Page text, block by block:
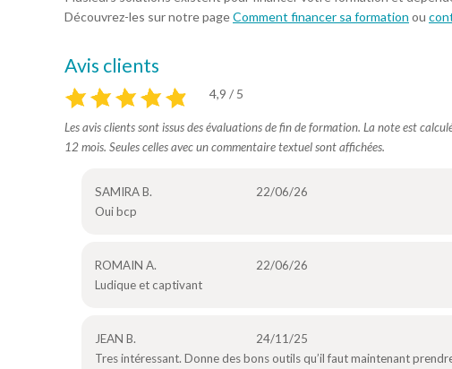
Découvrez-les sur notre pageComment financer sa formation ou
Avis clients
4,9 / 5
Les avis clients sont issus des évaluations de fin de formation. La note est
12 mois. Seules celles avec un commentaire textuel sont affichées.
SAMIRA B. 22/06/26
Oui bcp
ROMAIN A. 22/06/26
Ludique et captivant
JEAN B. 24/11/25
Tres intéressant. Donne des bons outils qu’il faut maintenant